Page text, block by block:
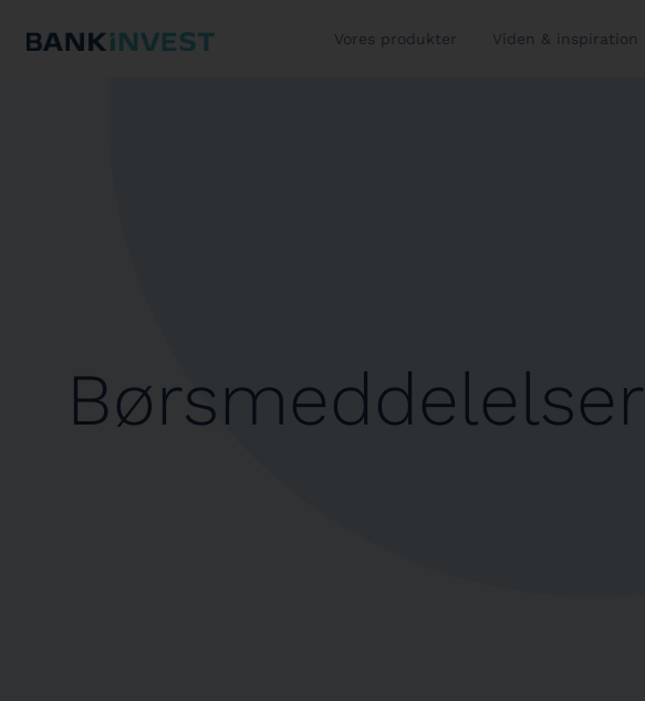
Vores produkter Viden & inspiration
Børsmeddelelser